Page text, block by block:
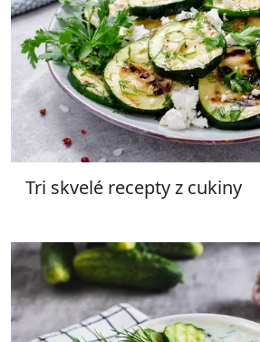
Tri skvelé recepty z cukiny